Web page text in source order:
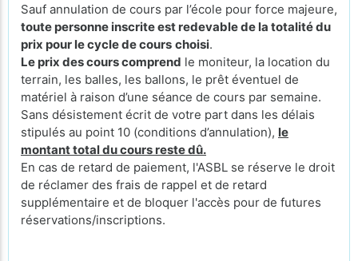
Sauf annulation de cours par l’école pour force majeure,
toute personne inscrite est redevable de la totalité du
prix pour le cycle de cours choisi.
Le prix des cours comprend le moniteur, la location du
terrain, les balles, les ballons, le prêt éventuel de
matériel à raison d’une séance de cours par semaine.
Sans désistement écrit de votre part dans les délais
stipulés au point 10 (conditions d’annulation), le
montant total du cours reste dû.
En cas de retard de paiement, l'ASBL se réserve le droit
de réclamer des frais de rappel et de retard
supplémentaire et de bloquer l'accès pour de futures
réservations/inscriptions.